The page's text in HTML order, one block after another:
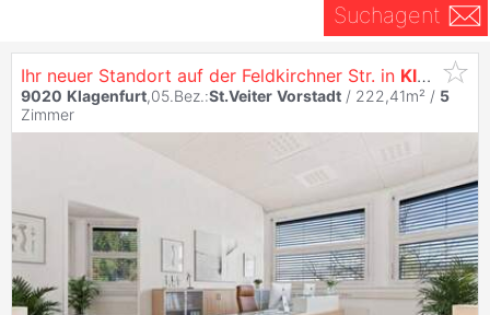
Suchagent
Ihr neuer Standort auf der Feldkirchner Str. in Klagenfurt
9020 Klagenfurt,05.Bez.:St.Veiter Vorstadt / 222,41m² / 5
Zimmer